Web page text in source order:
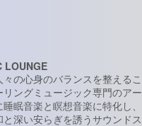
LOUNGE
の心身のバランスを整えるこ
リングミュージック専門のアー
眠音楽と瞑想音楽に特化し、
深い安らぎを誘うサウンドス